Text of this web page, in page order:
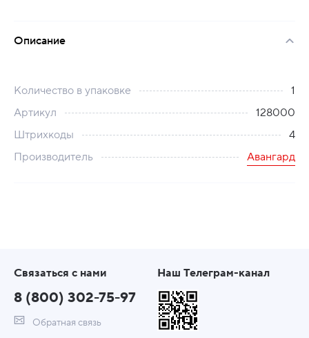
Описание
Количество в упаковке
1
Артикул
128000
Штрихкоды
4
Производитель
Авангард
Связаться с нами
8 (800) 302-75-97
Обратная связь
Наш Телеграм-канал